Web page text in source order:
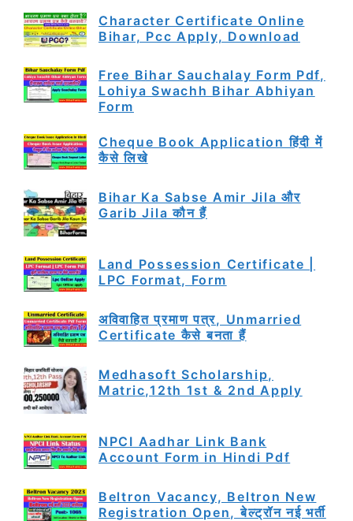
Character Certificate Online
Bihar, Pcc Apply, Download
Free Bihar Sauchalay Form Pdf,
Lohiya Swachh Bihar Abhiyan
Form
Cheque Book Application हिंदी में
कैसे लिखे
Bihar Ka Sabse Amir Jila और
Garib Jila कौन हैं
Land Possession Certificate |
LPC Format, Form
अविवाहित प्रमाण पत्र, Unmarried
Certificate कैसे बनता हैं
Medhasoft Scholarship,
Matric,12th 1st & 2nd Apply
NPCI Aadhar Link Bank
Account Form in Hindi Pdf
Beltron Vacancy, Beltron New
Registration Open, बेल्ट्रॉन नई भर्ती